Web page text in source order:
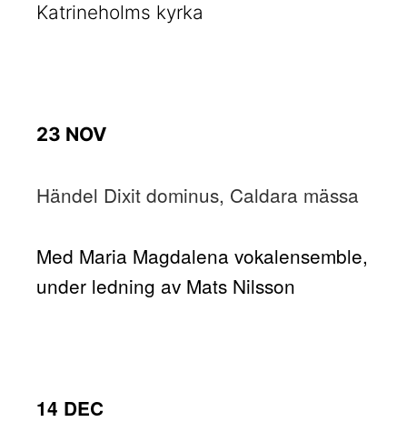
Katrineholms kyrka
23 NOV
Händel Dixit dominus, Caldara mässa
Med Maria Magdalena vokalensemble,
under ledning av Mats Nilsson
14 DEC